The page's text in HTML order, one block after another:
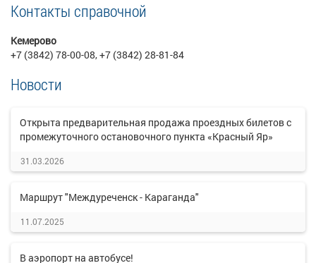
Контакты справочной
Кемерово
+7 (3842) 78-00-08, +7 (3842) 28-81-84
Новости
Открыта предварительная продажа проездных билетов с
промежуточного остановочного пункта «Красный Яр»
31.03.2026
Маршрут "Междуреченск - Караганда"
11.07.2025
В аэропорт на автобусе!